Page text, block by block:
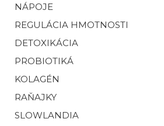
NÁPOJE
REGULÁCIA HMOTNOSTI
DETOXIKÁCIA
PROBIOTIKÁ
KOLAGÉN
RAŇAJKY
SLOWLANDIA